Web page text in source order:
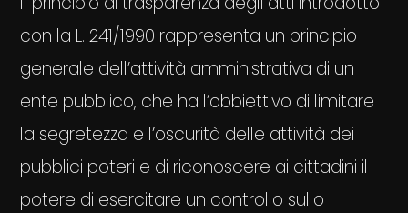
con la L. 241/1990 rappresenta un principio
generale dell’attività amministrativa di un
ente pubblico, che ha l’obbiettivo di limitare
la segretezza e l’oscurità delle attività dei
pubblici poteri e di riconoscere ai cittadini il
potere di esercitare un controllo sullo